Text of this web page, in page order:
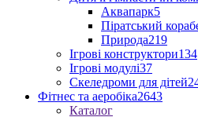
Аквапарк5
Піратський
Природа219
Ігрові конструктори134
Ігрові модулі37
Скеледроми для дітей
Фітнес та аеробіка2643
Каталог